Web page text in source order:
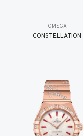
OMEGA
CONSTELLATION